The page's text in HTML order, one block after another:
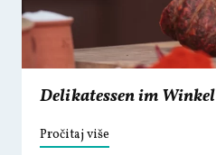
Delikatessen im Winkel
Pročitaj više